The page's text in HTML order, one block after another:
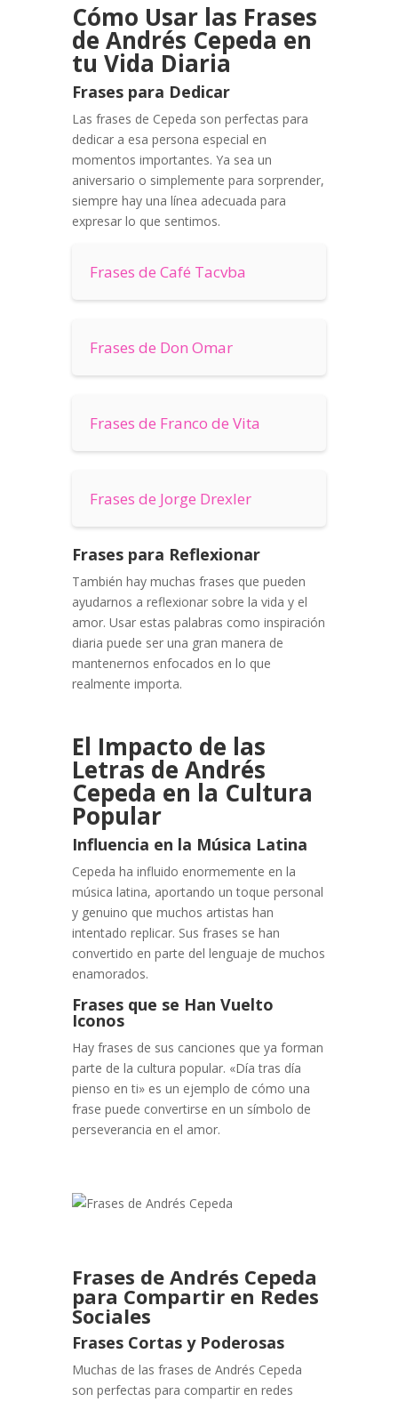
Cómo Usar las Frases
de Andrés Cepeda en
tu Vida Diaria
Frases para Dedicar
Las frases de Cepeda son perfectas para
dedicar a esa persona especial en
momentos importantes. Ya sea un
aniversario o simplemente para sorprender,
siempre hay una línea adecuada para
expresar lo que sentimos.
Frases de Café Tacvba
Frases de Don Omar
Frases de Franco de Vita
Frases de Jorge Drexler
Frases para Reflexionar
También hay muchas frases que pueden
ayudarnos a reflexionar sobre la vida y el
amor. Usar estas palabras como inspiración
diaria puede ser una gran manera de
mantenernos enfocados en lo que
realmente importa.
El Impacto de las
Letras de Andrés
Cepeda en la Cultura
Popular
Influencia en la Música Latina
Cepeda ha influido enormemente en la
música latina, aportando un toque personal
y genuino que muchos artistas han
intentado replicar. Sus frases se han
convertido en parte del lenguaje de muchos
enamorados.
Frases que se Han Vuelto
Iconos
Hay frases de sus canciones que ya forman
parte de la cultura popular. «Día tras día
pienso en ti» es un ejemplo de cómo una
frase puede convertirse en un símbolo de
perseverancia en el amor.
Frases de Andrés Cepeda
para Compartir en Redes
Sociales
Frases Cortas y Poderosas
Muchas de las frases de Andrés Cepeda
son perfectas para compartir en redes